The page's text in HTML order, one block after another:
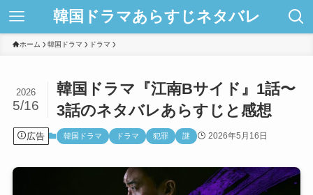
韓国ドラマあらすじネタバレ
ホーム 韓国ドラマ ドラマ
韓国ドラマ『江南Bサイド』1話〜
3話のネタバレあらすじと感想
2026
5/16
広告 韓国ドラマ ドラマ 犯罪 謎 2026年5月16日